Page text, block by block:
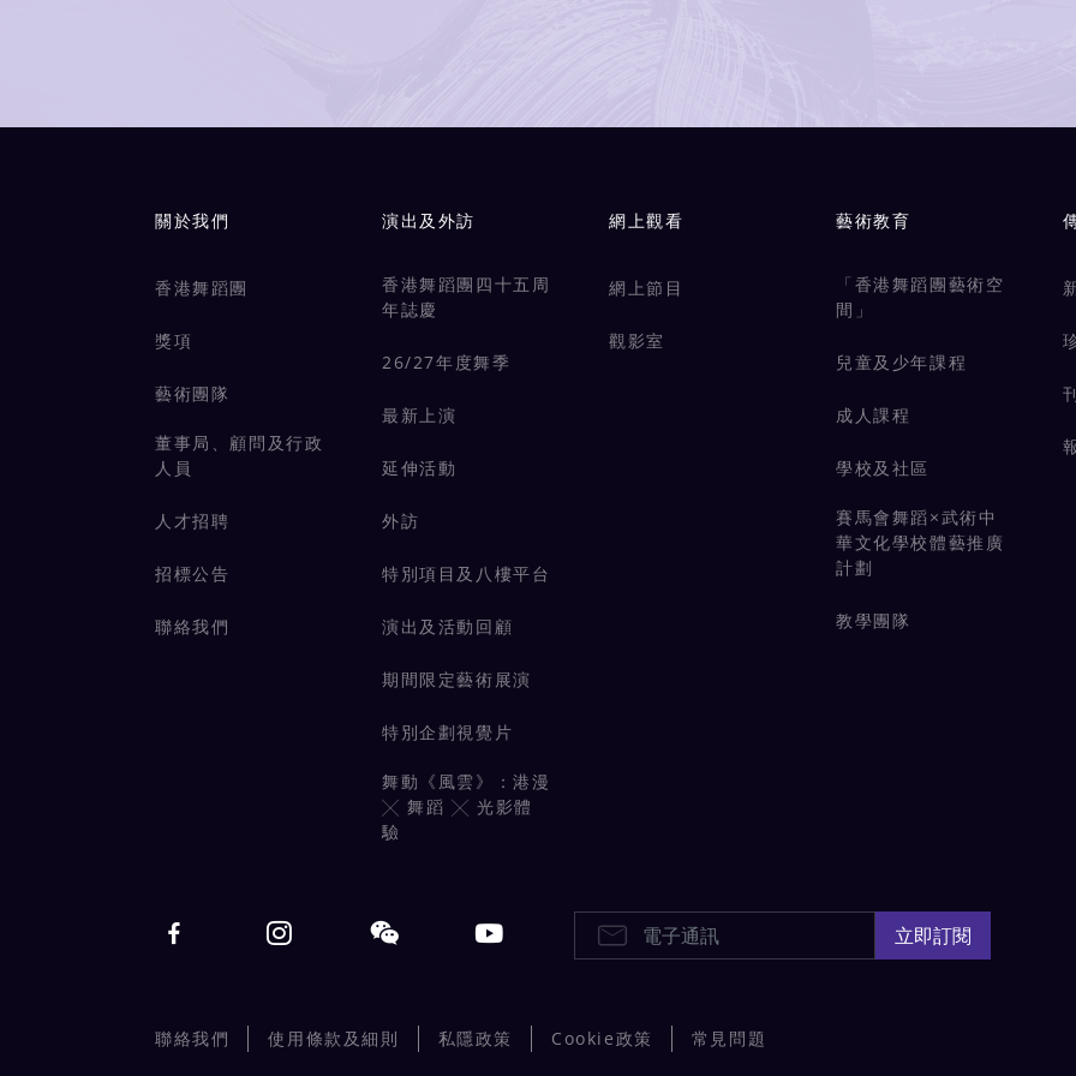
Main navigation
關於我們
香港舞蹈團
獎項
藝術團隊
董事局、顧問及行政
人員
人才招聘
招標公告
聯絡我們
演出及外訪
香港舞蹈團四十五周
年誌慶
26/27年度舞季
最新上演
延伸活動
外訪
特別項目及八樓平台
演出及活動回顧
期間限定藝術展演
特別企劃視覺片
舞動《風雲》：港漫
╳ 舞蹈 ╳ 光影體
驗
網上觀看
網上節目
觀影室
藝術教育
「香港舞蹈團藝術空
間」
兒童及少年課程
成人課程
學校及社區
賽馬會舞蹈×武術中
華文化學校體藝推廣
計劃
教學團隊
E-Newsletters 立即訂閱
聯絡我們 使用條款及細則 私隱政策 Cookie政策 常見問題